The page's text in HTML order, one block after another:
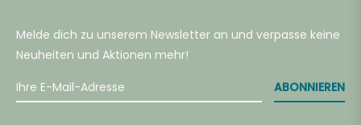
Melde dich zu unserem Newsletter an und verpasse keine
Neuheiten und Aktionen mehr!
ABONNIEREN